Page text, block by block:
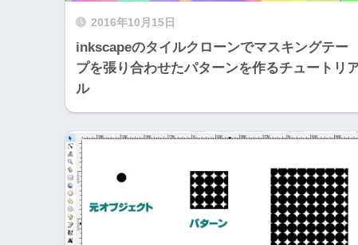
2016年10月15日
inkscapeのタイルクローンでマスキングテー
プを張り合わせたパターンを作るチュートリ
ル